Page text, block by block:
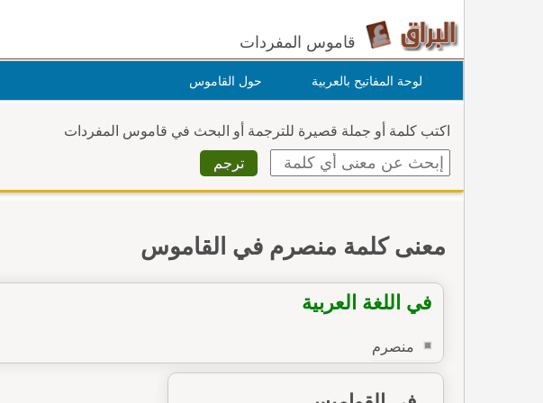
قاموس المفردات
لوحة المفاتيح بالعربية حول القاموس
اكتب كلمة أو جملة قصيرة للترجمة أو البحث في قاموس المفردات
معنى كلمة منصرم في القاموس
في اللغة العربية
منصرم